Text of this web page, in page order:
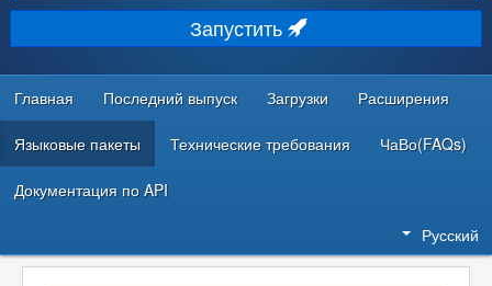
СООБЩЕСТВО И ПОДДЕРЖКА
РЕСУРСЫ ДЛЯ РАЗРАБОТЧИКОВ
Запустить
Главная Последний выпуск Загрузки Расширения
Языковые пакеты Технические требования ЧаВо(FAQs)
Документация по API
Русский